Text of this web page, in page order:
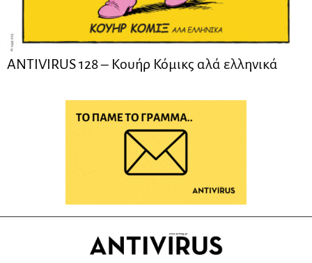
ANTIVIRUS 128 – Kουήρ Κόμικς αλά ελληνικά